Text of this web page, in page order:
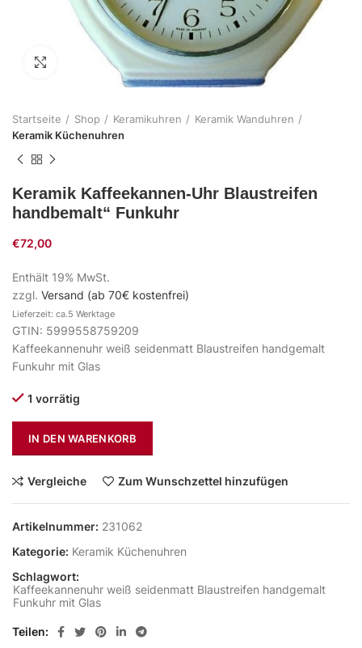
Zum Vergrößern klicken
Startseite Shop Keramikuhren
Keramik Wanduhren
Keramik Küchenuhren
Keramik Kaffeekannen-Uhr Blaustreifen
handbemalt“ Funkuhr
€72,00
Enthält 19% MwSt.
zzgl. Versand (ab 70€ kostenfrei)
Lieferzeit: ca.5 Werktage
GTIN: 5999558759209
Kaffeekannenuhr weiß seidenmatt Blaustreifen handgemalt
Funkuhr mit Glas
1 vorrätig
IN DEN WARENKORB
Vergleiche Zum Wunschzettel hinzufügen
Artikelnummer: 231062
Kategorie: Keramik Küchenuhren
Schlagwort:
Kaffeekannenuhr weiß seidenmatt Blaustreifen handgemalt
Funkuhr mit Glas
Teilen